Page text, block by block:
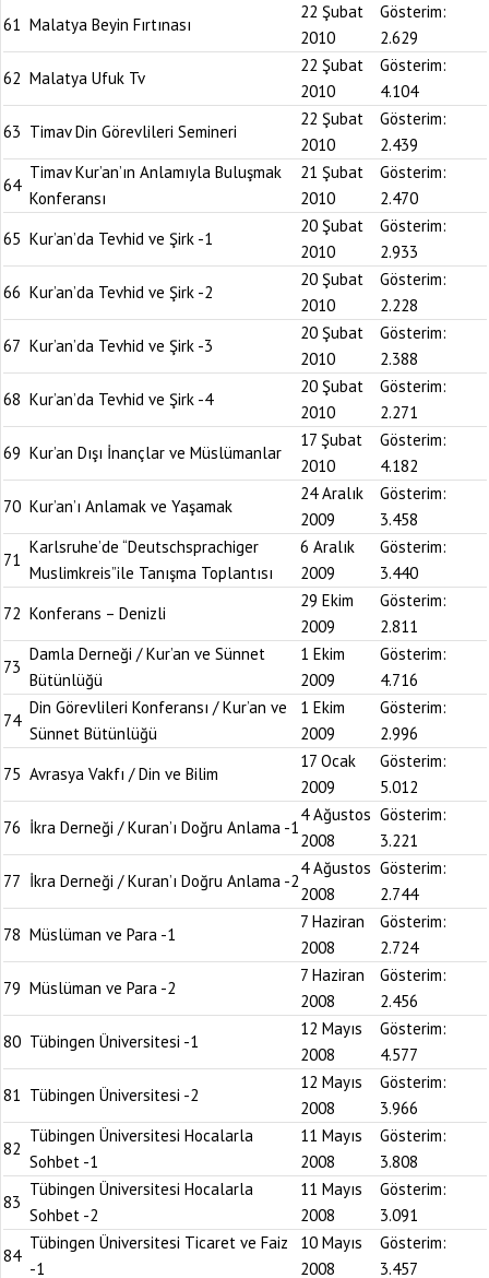
61 Malatya Beyin Fırtınası
22 Şubat
2010
Gösterim:
2.629
62 Malatya Ufuk Tv
22 Şubat
2010
Gösterim:
4.104
63 Timav Din Görevlileri Semineri
22 Şubat
2010
Gösterim:
2.439
64
Timav Kur’an’ın Anlamıyla Buluşmak
Konferansı
21 Şubat
2010
Gösterim:
2.470
65 Kur’an’da Tevhid ve Şirk -1
20 Şubat
2010
Gösterim:
2.933
66 Kur’an’da Tevhid ve Şirk -2
20 Şubat
2010
Gösterim:
2.228
67 Kur’an’da Tevhid ve Şirk -3
20 Şubat
2010
Gösterim:
2.388
68 Kur’an’da Tevhid ve Şirk -4
20 Şubat
2010
Gösterim:
2.271
69 Kur’an Dışı İnançlar ve Müslümanlar
17 Şubat
2010
Gösterim:
4.182
70 Kur’an’ı Anlamak ve Yaşamak
24 Aralık
2009
Gösterim:
3.458
71
Karlsruhe’de “Deutschsprachiger
Muslimkreis”ile Tanışma Toplantısı
6 Aralık
2009
Gösterim:
3.440
72 Konferans – Denizli
29 Ekim
2009
Gösterim:
2.811
73
Damla Derneği / Kur’an ve Sünnet
Bütünlüğü
1 Ekim
2009
Gösterim:
4.716
74
Din Görevlileri Konferansı / Kur’an ve
Sünnet Bütünlüğü
1 Ekim
2009
Gösterim:
2.996
75 Avrasya Vakfı / Din ve Bilim
17 Ocak
2009
Gösterim:
5.012
76 İkra Derneği / Kuran’ı Doğru Anlama -1
4 Ağustos
2008
Gösterim:
3.221
77 İkra Derneği / Kuran’ı Doğru Anlama -2
4 Ağustos
2008
Gösterim:
2.744
78 Müslüman ve Para -1
7 Haziran
2008
Gösterim:
2.724
79 Müslüman ve Para -2
7 Haziran
2008
Gösterim:
2.456
80 Tübingen Üniversitesi -1
12 Mayıs
2008
Gösterim:
4.577
81 Tübingen Üniversitesi -2
12 Mayıs
2008
Gösterim:
3.966
82
Tübingen Üniversitesi Hocalarla
Sohbet -1
11 Mayıs
2008
Gösterim:
3.808
83
Tübingen Üniversitesi Hocalarla
Sohbet -2
11 Mayıs
2008
Gösterim:
3.091
84
Tübingen Üniversitesi Ticaret ve Faiz
-1
10 Mayıs
2008
Gösterim:
3.457